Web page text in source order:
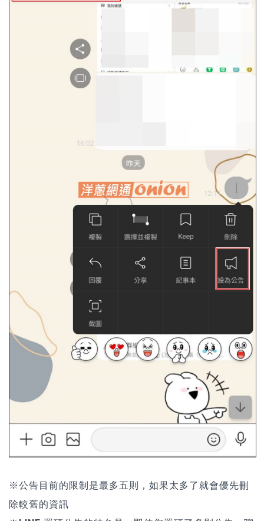
※公告目前的限制是最多五則，如果太多了就會優先刪
除較舊的資訊